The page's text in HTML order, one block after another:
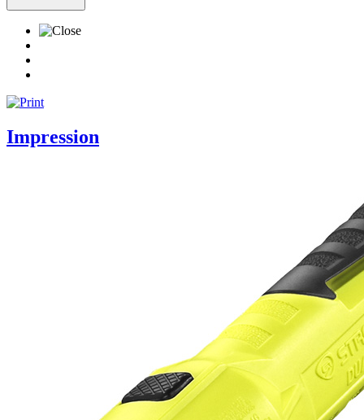
Impression